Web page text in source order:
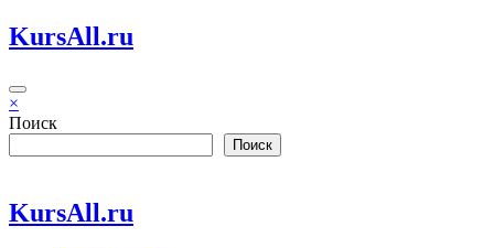
Перейти
к
KursAll.ru
×
Поиск
Поиск
KursAll.ru